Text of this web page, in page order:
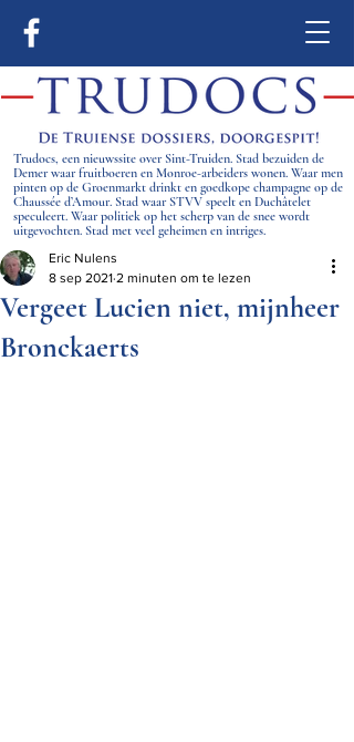
Trudocs, een nieuwssite over Sint-Truiden. Stad bezuiden de
Demer waar fruitboeren en Monroe-arbeiders wonen. Waar men
pinten op de Groenmarkt drinkt en goedkope champagne op de
Chaussée d’Amour. Stad waar STVV speelt en Duchâtelet
speculeert. Waar politiek op het scherp van de snee wordt
uitgevochten. Stad met veel geheimen en intriges.
Vergeet Lucien niet, mijnheer
Bronckaerts
Eric Nulens
8 sep 2021 2 minuten om te lezen